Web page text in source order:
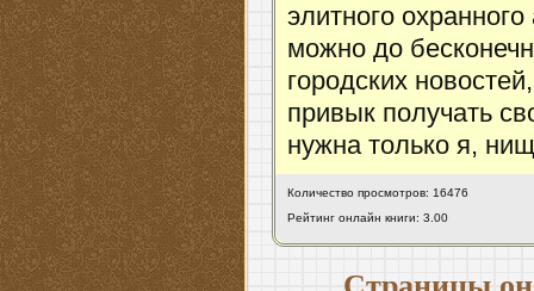
элитного
можно до
городских
привык получать
нужна только я,
Количество просмотров: 16476
Рейтинг онлайн книги: 3.00